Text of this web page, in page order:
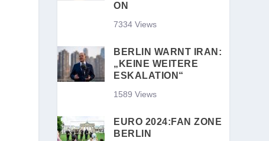
ON
7334 Views
BERLIN WARNT IRAN:
„KEINE WEITERE
ESKALATION“
1589 Views
EURO 2024:FAN ZONE
BERLIN